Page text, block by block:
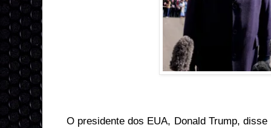
O presidente dos EUA, Donald Trump,